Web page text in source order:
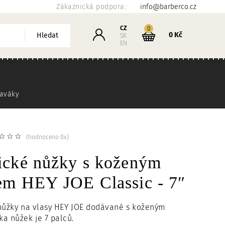
Zákaznická podpora: info@barberco.cz
Hledat Přihlášení
CZ
SK
EN
Košík
0kusů
0 Kč
nůžky s koženým
HEY JOE Classic - 7″
(hodnoceno 0x)
na vlasy HEY JOE dodávané s koženým
nůžek je 7 palců.